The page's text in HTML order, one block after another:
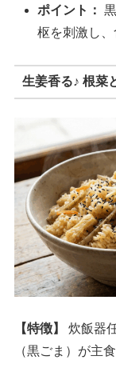
ポイント：
枢を刺激し、
生姜香る♪ 根菜
【特徴】
炊飯器
（黒ごま）が主